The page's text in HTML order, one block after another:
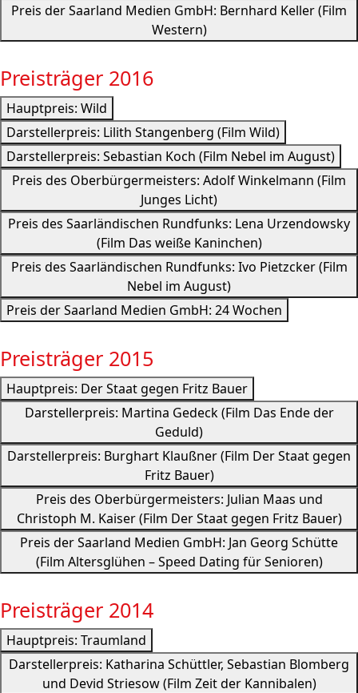
Preis der Saarland Medien GmbH: Bernhard Keller (Film
Western)
Preisträger 2016
Hauptpreis: Wild
Darstellerpreis: Lilith Stangenberg (Film Wild)
Darstellerpreis: Sebastian Koch (Film Nebel im August)
Preis des Oberbürgermeisters: Adolf Winkelmann (Film
Junges Licht)
Preis des Saarländischen Rundfunks: Lena Urzendowsky
(Film Das weiße Kaninchen)
Preis des Saarländischen Rundfunks: Ivo Pietzcker (Film
Nebel im August)
Preis der Saarland Medien GmbH: 24 Wochen
Preisträger 2015
Hauptpreis: Der Staat gegen Fritz Bauer
Darstellerpreis: Martina Gedeck (Film Das Ende der
Geduld)
Darstellerpreis: Burghart Klaußner (Film Der Staat gegen
Fritz Bauer)
Preis des Oberbürgermeisters: Julian Maas und
Christoph M. Kaiser (Film Der Staat gegen Fritz Bauer)
Preis der Saarland Medien GmbH: Jan Georg Schütte
(Film Altersglühen – Speed Dating für Senioren)
Preisträger 2014
Hauptpreis: Traumland
Darstellerpreis: Katharina Schüttler, Sebastian Blomberg
und Devid Striesow (Film Zeit der Kannibalen)